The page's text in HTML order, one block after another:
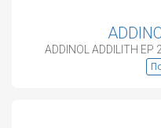
ADDINOL ADDILITH